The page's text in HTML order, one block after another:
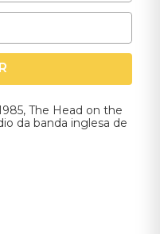
The Head on the
da banda inglesa de